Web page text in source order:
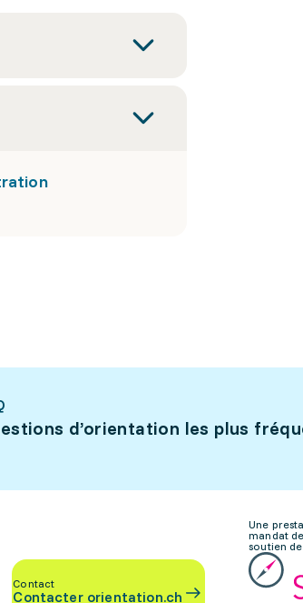
d’orientation les plus
Contact
Contacter orientation.ch
Une
mandat
soutien